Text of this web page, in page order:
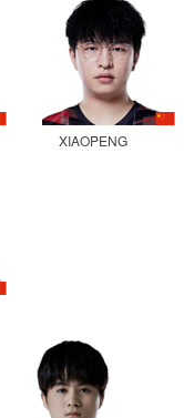
XIAOPENG